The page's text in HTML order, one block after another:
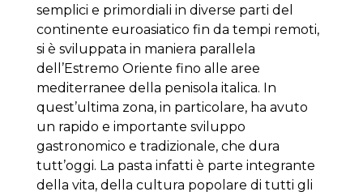
semplici e primordiali in diverse parti del
continente euroasiatico fin da tempi remoti,
si è sviluppata in maniera parallela
dell’Estremo Oriente fino alle aree
mediterranee della penisola italica. In
quest’ultima zona, in particolare, ha avuto
un rapido e importante sviluppo
gastronomico e tradizionale, che dura
tutt’oggi. La pasta infatti è parte integrante
della vita, della cultura popolare di tutti gli